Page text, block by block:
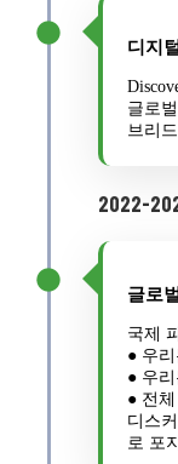
디지
글로
브리
2022-
글로
국제
● 우
● 우
● 전
디스
로 포